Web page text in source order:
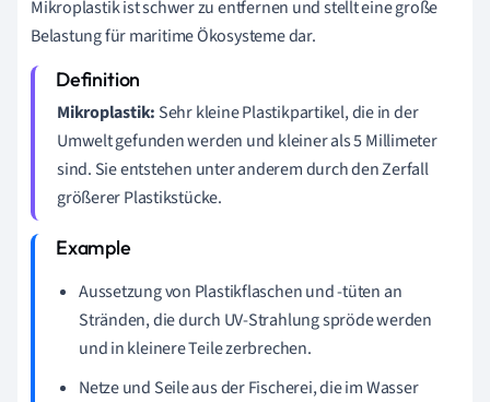
Mikroplastik ist schwer zu entfernen und stellt eine große
Belastung für maritime Ökosysteme dar.
Mikroplastik: Sehr kleine Plastikpartikel, die in der
Umwelt gefunden werden und kleiner als 5 Millimeter
sind. Sie entstehen unter anderem durch den Zerfall
größerer Plastikstücke.
Aussetzung von Plastikflaschen und -tüten an
Stränden, die durch UV-Strahlung spröde werden
und in kleinere Teile zerbrechen.
Netze und Seile aus der Fischerei, die im Wasser